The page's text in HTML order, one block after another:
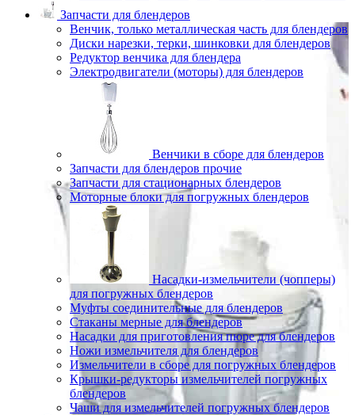
Запчасти для блендеров
Венчик, только металлическая часть для блендеров
Диски нарезки, терки, шинковки для блендеров
Редуктор венчика для блендера
Электродвигатели (моторы) для блендеров
Венчики в сборе для блендеров
Запчасти для блендеров прочие
Запчасти для стационарных блендеров
Моторные блоки для погружных блендеров
Насадки-измельчители (чопперы)
для погружных блендеров
Муфты соединительные для блендеров
Стаканы мерные для блендеров
Насадки для приготовления пюре для блендеров
Ножи измельчителя для блендеров
Измельчители в сборе для погружных блендеров
Крышки-редукторы измельчителей погружных
блендеров
Чаши для измельчителей погружных блендеров